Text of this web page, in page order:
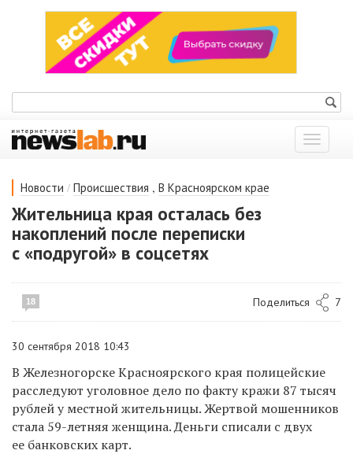
Показать
меню
Новости / Происшествия , В Красноярском крае
Жительница края осталась без
накоплений после переписки
с «подругой» в соцсетях
18 Поделиться 7
30 сентября 2018 10:43
В Железногорске Красноярского края полицейские
расследуют уголовное дело по факту кражи 87 тысяч
рублей у местной жительницы. Жертвой мошенников
стала 59-летняя женщина. Деньги списали с двух
ее банковских карт.